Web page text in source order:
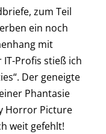
zum Teil
ein noch
mit
Profis stieß ich
Der geneigte
Phantasie
Horror Picture
weit gefehlt!